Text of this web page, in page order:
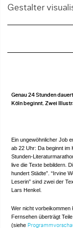
Gestalter
Genau 24 Stunden
Köln beginnt. Zwei
Ein ungewöhnlicher Job
ab 22 Uhr: Da beginnt im
Stunden-
live die Texte bebildern.
hundert Städte”. “Irvine
Leserin” sind zwei der
Lars Henkel.
Wer nicht vorbeikommen
Fernsehen überträgt
(siehe